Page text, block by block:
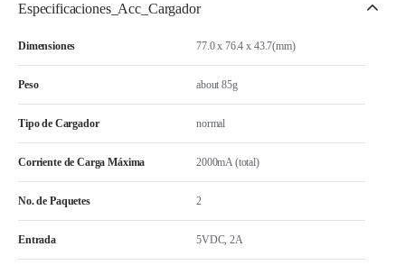
Especificaciones_Acc_Cargador
Dimensiones 77.0 x 76.4 x 43.7(mm)
Peso about 85g
Tipo de Cargador normal
Corriente de Carga Máxima 2000mA (total)
No. de Paquetes 2
Entrada 5VDC, 2A